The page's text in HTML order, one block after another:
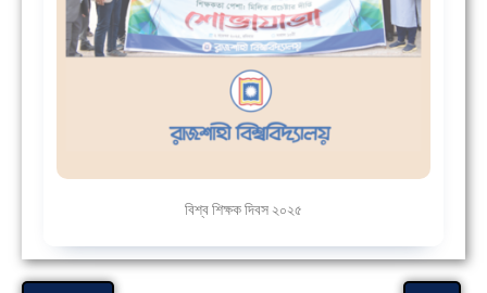
বিশ্ব শিক্ষক দিবস ২০২৫